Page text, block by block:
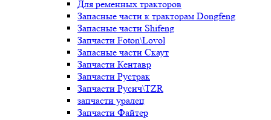
Для ременных тракторов
Запасные части к тракторам Dongfeng
Запасные части Shifeng
Запчасти Foton\Lovol
Запасные части Скаут
Запчасти Кентавр
Запчасти Рустрак
Запчасти Русич\TZR
запчасти уралец
Запчасти Файтер